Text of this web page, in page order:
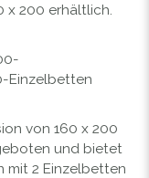
x 200 erhältlich.
Einzelbetten
von 160 x 200
und bietet
mit 2 Einzelbetten